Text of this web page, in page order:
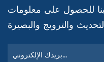
للحصول على معلومات